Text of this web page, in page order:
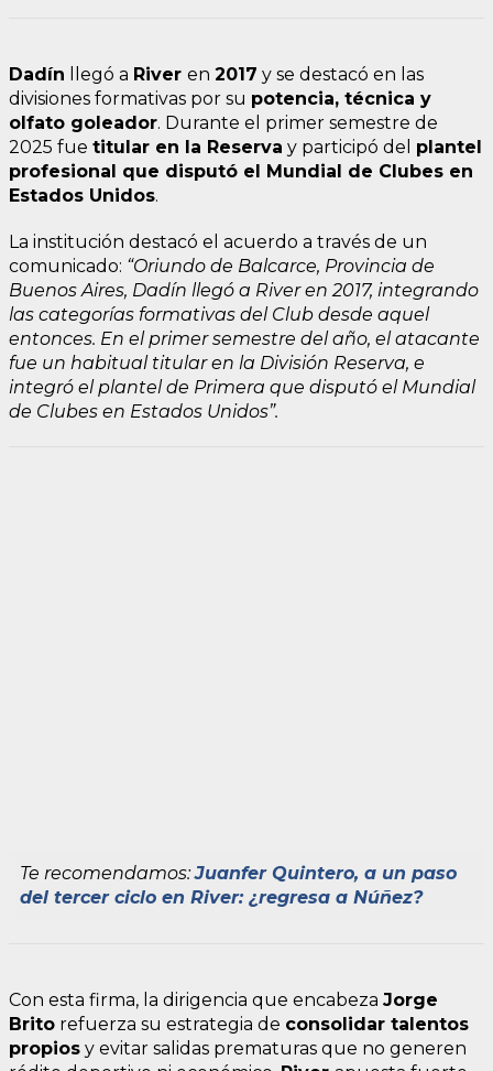
Dadín llegó a River en 2017 y se destacó en las
divisiones formativas por su potencia, técnica y
olfato goleador. Durante el primer semestre de
2025 fue titular en la Reserva y participó del plantel
profesional que disputó el Mundial de Clubes en
Estados Unidos.
La institución destacó el acuerdo a través de un
comunicado: “Oriundo de Balcarce, Provincia de
Buenos Aires, Dadín llegó a River en 2017, integrando
las categorías formativas del Club desde aquel
entonces. En el primer semestre del año, el atacante
fue un habitual titular en la División Reserva, e
integró el plantel de Primera que disputó el Mundial
de Clubes en Estados Unidos”.
Te recomendamos:Juanfer Quintero, a un paso
del tercer ciclo en River: ¿regresa a Núñez?
Con esta firma, la dirigencia que encabeza Jorge
Brito refuerza su estrategia de consolidar talentos
propios y evitar salidas prematuras que no generen